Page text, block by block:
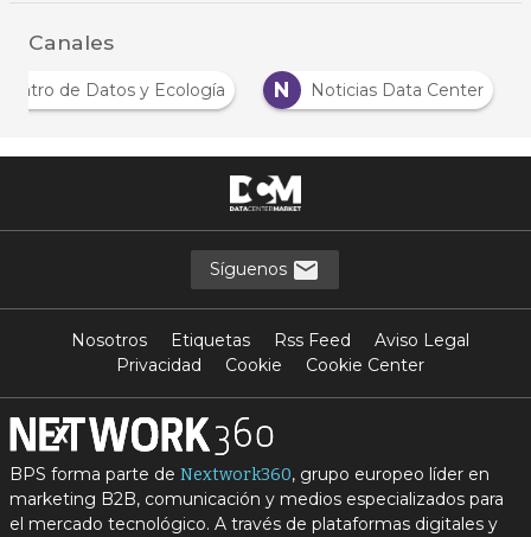
Canales
C
Centro de Datos y Ecología N
Noticias Data
Síguenos
Nosotros Etiquetas Rss Feed
Aviso Legal
Privacidad
Cookie Cookie Center
BPS forma parte de Nextwork360, grupo europeo líder en
marketing B2B, comunicación y medios especializados para
el mercado tecnológico. A través de plataformas digitales y